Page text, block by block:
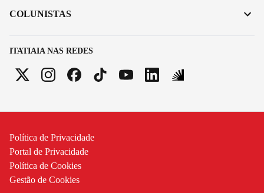
ITATIAIA NAS REDES
COLUNISTAS
Política de Privacidade
Portal de Privacidade
Política de Cookies
Gestão de Cookies